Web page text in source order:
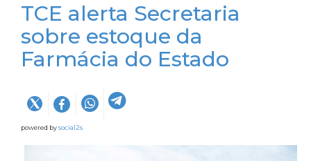
TCE alerta Secretaria
sobre estoque da
Farmácia do Estado
powered bysocial2s